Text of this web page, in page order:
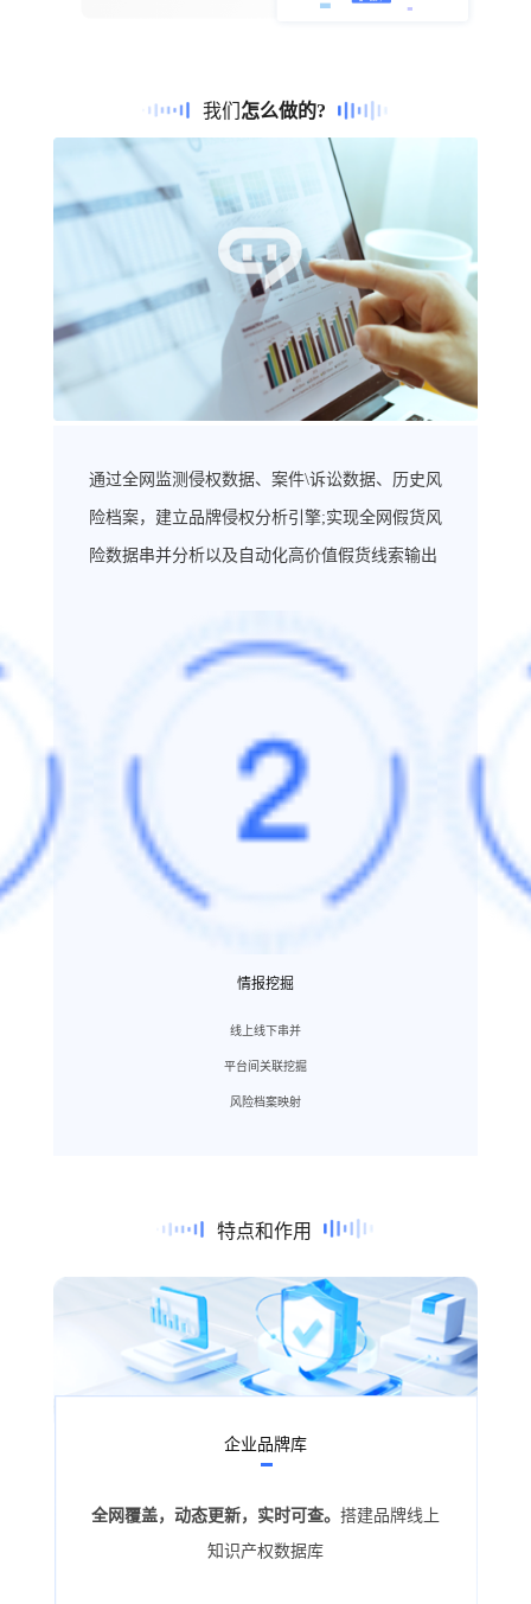
我们 怎么做的?
通过全网监测侵权数据、案件\诉讼数据、历史风
险档案，建立品牌侵权分析引擎;实现全网假货风
险数据串并分析以及自动化高价值假货线索输出
情报挖掘
线上线下串并
平台间关联挖掘
风险档案映射
特点和作用
企业品牌库
全网覆盖，动态更新，实时可查。 搭建品牌线上
知识产权数据库